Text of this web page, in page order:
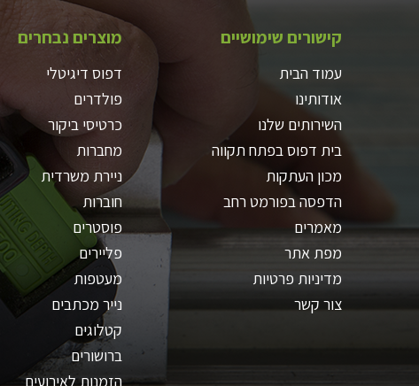
מוצרים נבחרים
דפוס דיגיטלי
פולדרים
כרטיסי ביקור
מחברות
ניירת משרדית
חוברות
פוסטרים
פליירים
מעטפות
נייר מכתבים
קטלוגים
ברושורים
הזמנות לאירועים
קישורים שימושיים
עמוד הבית
אודותינו
השירותים שלנו
בית דפוס בפתח תקווה
מכון העתקות
הדפסה בפורמט רחב
מאמרים
מפת אתר
מדיניות פרטיות
צור קשר